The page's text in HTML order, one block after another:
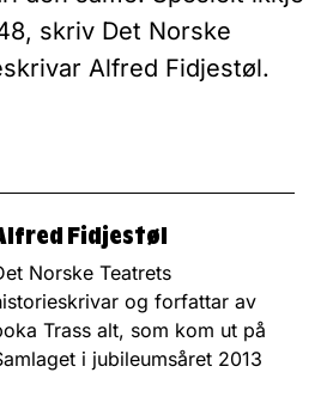
skriv Det Norske
Alfred Fidjestøl.
Fidjestøl
Norske Teatrets
og forfattar av
Trass alt, som kom ut på
i jubileumsåret 2013